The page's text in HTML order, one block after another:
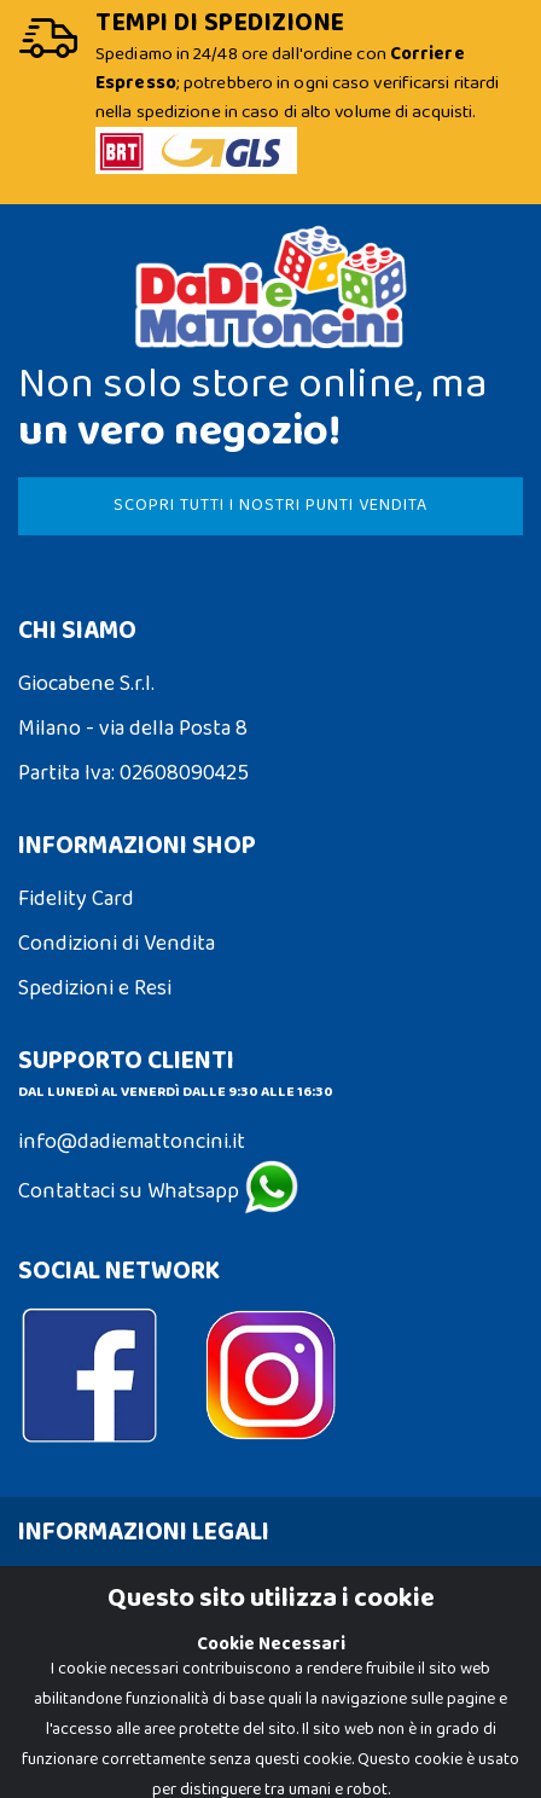
TEMPI DI SPEDIZIONE
Spediamo in 24/48 ore dall'ordine con Corriere
Espresso; potrebbero in ogni caso verificarsi ritardi
nella spedizione in caso di alto volume di acquisti.
Non solo store online, ma
un vero negozio!
SCOPRI TUTTI I NOSTRI PUNTI VENDITA
CHI SIAMO
Giocabene S.r.l.
Milano - via della Posta 8
Partita Iva: 02608090425
INFORMAZIONI SHOP
Fidelity Card
Condizioni di Vendita
Spedizioni e Resi
SUPPORTO CLIENTI
DAL LUNEDÌ AL VENERDÌ DALLE 9:30 ALLE 16:30
info@dadiemattoncini.it
Contattaci su Whatsapp
SOCIAL NETWORK
INFORMAZIONI LEGALI
Cookie PolicyQuesto sito utilizza i cookie
Cookie Necessari
I cookie necessari contribuiscono a rendere fruibile il sito web
abilitandone funzionalità di base quali la navigazione sulle pagine e
l'accesso alle aree protette del sito. Il sito web non è in grado di
funzionare correttamente senza questi cookie. Questo cookie è usato
per distinguere tra umani e robot.